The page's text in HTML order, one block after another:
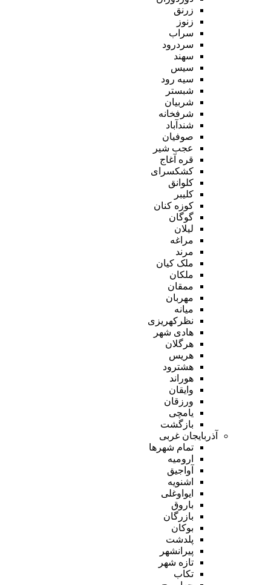
زرنق
زنوز
سراب
سردرود
سهند
سیس
سیه رود
شبستر
شربیان
شرفخانه
شندآباد
صوفیان
عجب شیر
قره آغاج
کشکسرای
کلوانق
کلیبر
کوزه کنان
گوگان
لیلان
مراغه
مرند
ملک کیان
ملکان
ممقان
مهربان
میانه
نظرکهریزی
هادی شهر
هرگلان
هریس
هشترود
هوراند
وایقان
ورزقان
یامچی
بازگشت
آذربایجان غربی
تمام شهر‌ها
ارومیه
آواجیق
اشنویه
ایواوغلی
باروق
بازرگان
بوکان
پلدشت
پیرانشهر
تازه شهر
تکاب